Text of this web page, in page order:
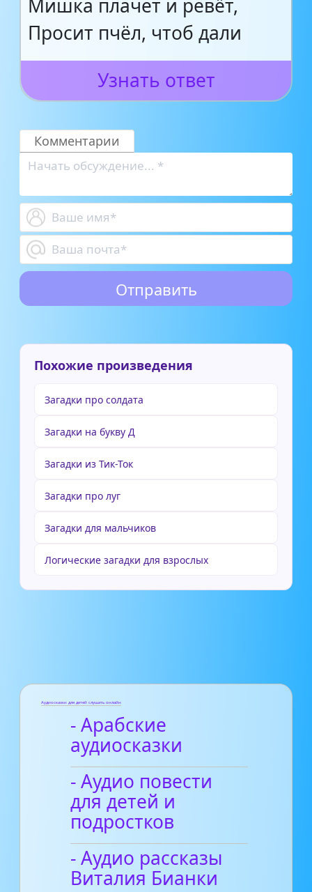
Мишка плачет и ревёт,
Просит пчёл, чтоб дали
Узнать ответ
Комментарии
Похожие произведения
Загадки про солдата
Загадки на букву Д
Загадки из Тик-Ток
Загадки про луг
Загадки для мальчиков
Логические загадки для взрослых
Аудиосказки для детей слушать онлайн
- Арабские
аудиосказки
- Аудио повести
для детей и
подростков
- Аудио рассказы
Виталия Бианки